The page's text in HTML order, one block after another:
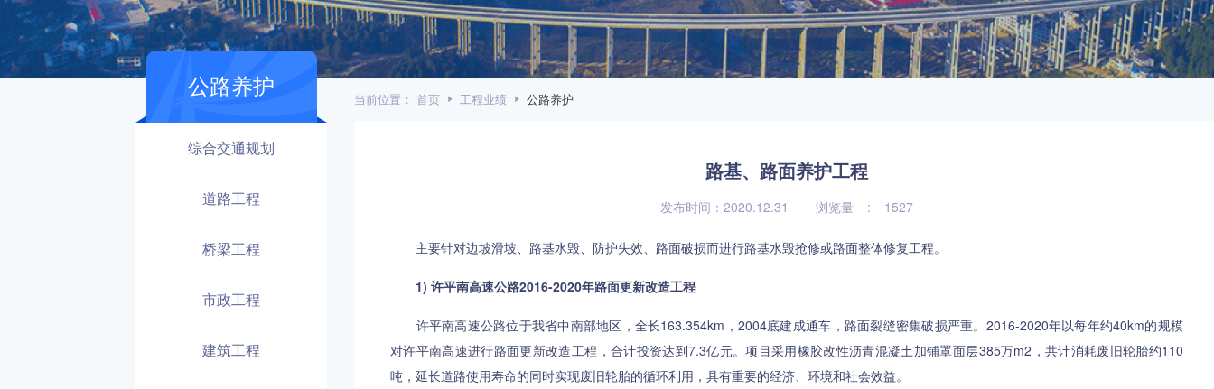
公路养护
综合交通规划
道路工程
桥梁工程
市政工程
建筑工程
当前位置： 首页 工程业绩 公路养护
路基、路面养护工程
发布时间：2020.12.31 浏览量 : 1527
主要针对边坡滑坡、路基水毁、防护失效、路面破损而进行路基水毁抢修或路面整体修复工程。
1) 许平南高速公路2016-2020年路面更新改造工程
许平南高速公路位于我省中南部地区，全长163.354km，2004底建成通车，路面裂缝密集破损严重。2016-2020年以每年约40km的规模
对许平南高速进行路面更新改造工程，合计投资达到7.3亿元。项目采用橡胶改性沥青混凝土加铺罩面层385万m2，共计消耗废旧轮胎约110
吨，延长道路使用寿命的同时实现废旧轮胎的循环利用，具有重要的经济、环境和社会效益。